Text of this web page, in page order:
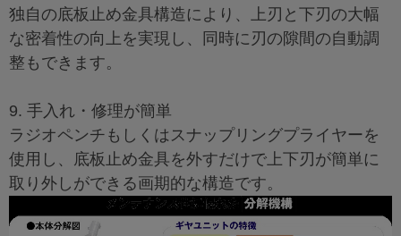
独自の底板止め金具構造により、上刃と下刃の大幅
な密着性の向上を実現し、同時に刃の隙間の自動調
整もできます。
9. 手入れ・修理が簡単
ラジオペンチもしくはスナップリングプライヤーを
使用し、底板止め金具を外すだけで上下刃が簡単に
取り外しができる画期的な構造です。